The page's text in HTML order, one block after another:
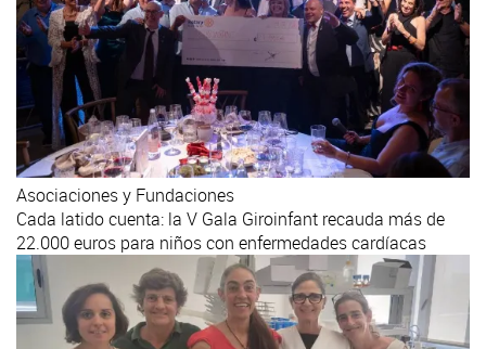
Asociaciones y Fundaciones
Cada latido cuenta: la V Gala Giroinfant recauda más de
22.000 euros para niños con enfermedades cardíacas